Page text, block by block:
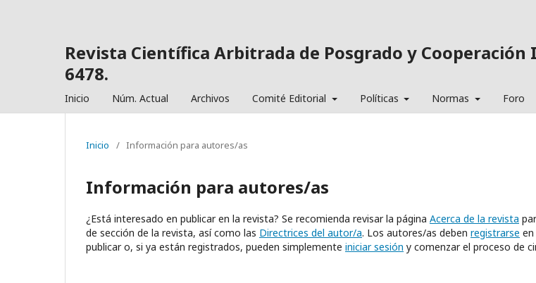
Revista Científica Arbitrada de Posgrado y Cooperación
6478.
Inicio Núm. Actual Archivos Comité Editorial Políticas Normas Foro
Inicio / Información para autores/as
Información para autores/as
¿Está interesado en publicar en la revista? Se recomienda revisar la página Acerca de la revista
de sección de la revista, así como las Directrices del autor/a. Los autores/as deben registrarse
publicar o, si ya están registrados, pueden simplemente iniciar sesión y comenzar el proceso de